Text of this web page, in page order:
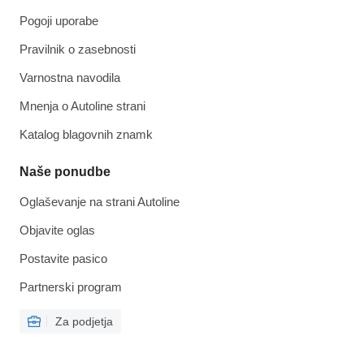
Pogoji uporabe
Pravilnik o zasebnosti
Varnostna navodila
Mnenja o Autoline strani
Katalog blagovnih znamk
Naše ponudbe
Oglaševanje na strani Autoline
Objavite oglas
Postavite pasico
Partnerski program
Za podjetja